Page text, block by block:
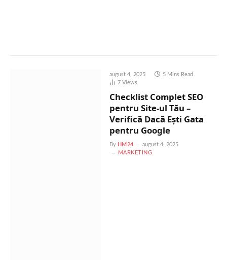
august 4, 2025
5 Mins Read
7 Views
Checklist Complet SEO
pentru Site-ul Tău –
Verifică Dacă Ești Gata
pentru Google
By HM24
august 4, 2025
MARKETING